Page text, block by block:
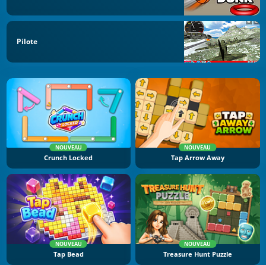
Pilote
NOUVEAU
Crunch Locked
NOUVEAU
Tap Arrow Away
NOUVEAU
Tap Bead
NOUVEAU
Treasure Hunt Puzzle